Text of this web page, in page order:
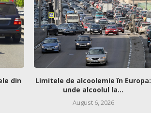
din
Limitele de alcoolemie în Europa:
unde alcoolul la...
August 6, 2026